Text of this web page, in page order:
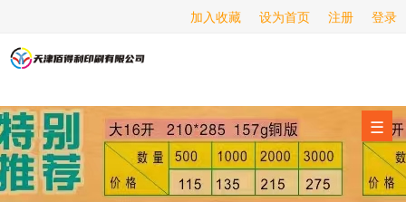
登录
注册
设为首页
加入收藏
☰
海报印刷
服务项目
经营范围
设备展示